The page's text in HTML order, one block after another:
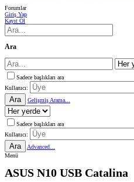
Forumlar
Giriş Yap
Kayıt Ol
Ara
Sadece başlıkları ara
Kullanıcı:
Ara Gelişmiş Arama...
Sadece başlıkları ara
Kullanıcı:
Ara
Advanced...
Menü
ASUS N10 USB Catalina